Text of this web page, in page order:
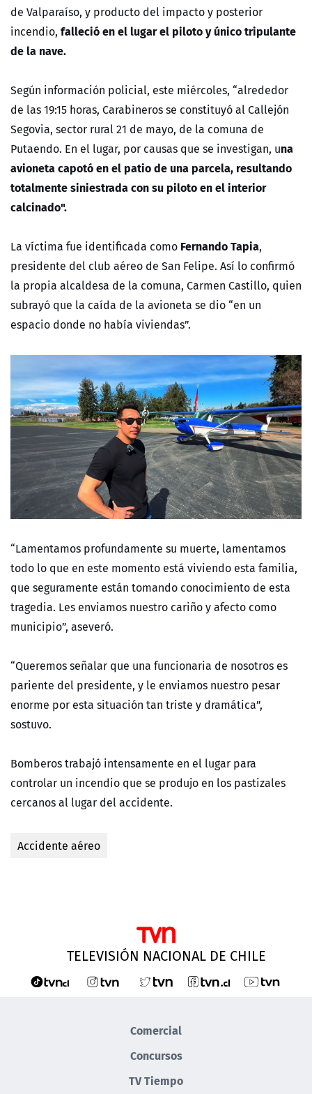
de Valparaíso, y producto del impacto y posterior
incendio, falleció en el lugar el piloto y único tripulante
de la nave.
Según información policial, este miércoles, “alrededor
de las 19:15 horas, Carabineros se constituyó al Callejón
Segovia, sector rural 21 de mayo, de la comuna de
Putaendo. En el lugar, por causas que se investigan, una
avioneta capotó en el patio de una parcela, resultando
totalmente siniestrada con su piloto en el interior
calcinado".
La víctima fue identificada como Fernando Tapia,
presidente del club aéreo de San Felipe. Así lo confirmó
la propia alcaldesa de la comuna, Carmen Castillo, quien
subrayó que la caída de la avioneta se dio “en un
espacio donde no había viviendas”.
“Lamentamos profundamente su muerte, lamentamos
todo lo que en este momento está viviendo esta familia,
que seguramente están tomando conocimiento de esta
tragedia. Les enviamos nuestro cariño y afecto como
municipio”, aseveró.
“Queremos señalar que una funcionaria de nosotros es
pariente del presidente, y le enviamos nuestro pesar
enorme por esta situación tan triste y dramática”,
sostuvo.
Bomberos trabajó intensamente en el lugar para
controlar un incendio que se produjo en los pastizales
cercanos al lugar del accidente.
Accidente aéreo
TELEVISIÓN NACIONAL DE CHILE
Comercial
Concursos
TV Tiempo